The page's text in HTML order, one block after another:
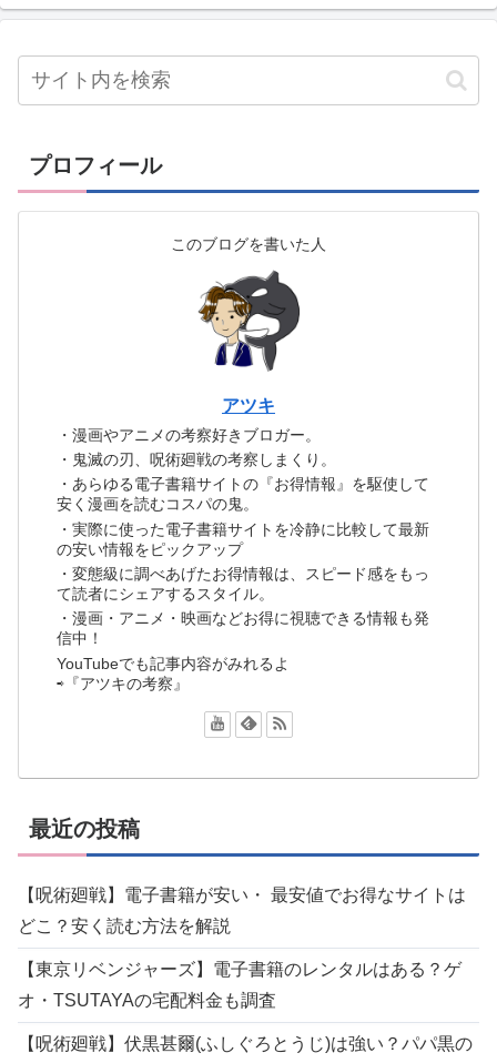
プロフィール
このブログを書いた人
アツキ
・漫画やアニメの考察好きブロガー。
・鬼滅の刃、呪術廻戦の考察しまくり。
・あらゆる電子書籍サイトの『お得情報』を駆使して
安く漫画を読むコスパの鬼。
・実際に使った電子書籍サイトを冷静に比較して最新
の安い情報をピックアップ
・変態級に調べあげたお得情報は、スピード感をもっ
て読者にシェアするスタイル。
・漫画・アニメ・映画などお得に視聴できる情報も発
信中！
YouTubeでも記事内容がみれるよ
⇨『アツキの考察』
最近の投稿
【呪術廻戦】電子書籍が安い・ 最安値でお得なサイトは
どこ？安く読む方法を解説
【東京リベンジャーズ】電子書籍のレンタルはある？ゲ
オ・TSUTAYAの宅配料金も調査
【呪術廻戦】伏黒甚爾(ふしぐろとうじ)は強い？パパ黒の